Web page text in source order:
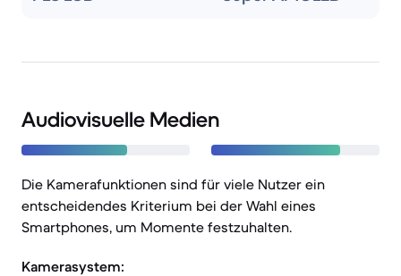
Audiovisuelle Medien
Die Kamerafunktionen sind für viele Nutzer ein
entscheidendes Kriterium bei der Wahl eines
Smartphones, um Momente festzuhalten.
Kamerasystem: